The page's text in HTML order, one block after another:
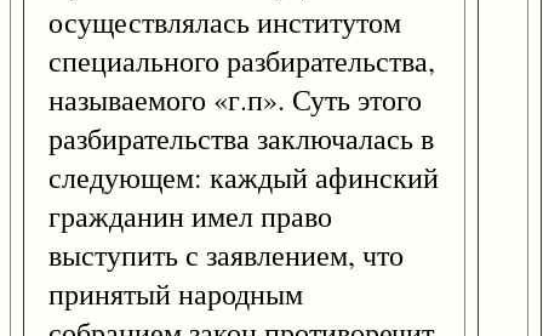
осуществлялась институтом
специального разбирательства,
называемого «г.п». Суть этого
разбирательства заключалась в
следующем: каждый афинский
гражданин имел право
выступить с заявлением, что
принятый народным